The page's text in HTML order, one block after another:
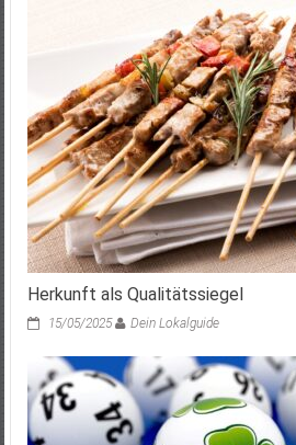
Herkunft als Qualitätssiegel
15/05/2025 Dein Lokalguide